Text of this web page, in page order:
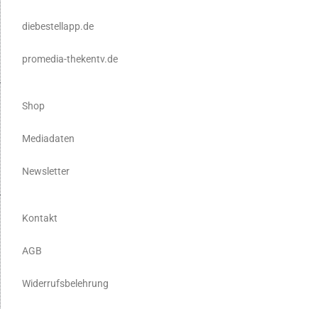
diebestellapp.de
promedia-thekentv.de
Shop
Mediadaten
Newsletter
Kontakt
AGB
Widerrufsbelehrung